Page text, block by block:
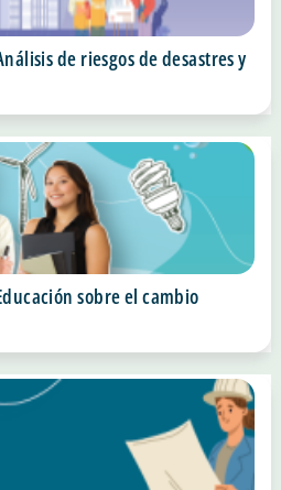
de riesgos de desastres y
sobre el cambio